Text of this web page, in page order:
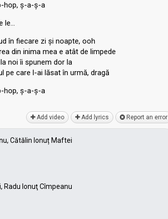
hop, ș-a-ș-a
le…
în fiecare zi și noapte, ooh
din inima mea e atât de limpede
noi îi spunem dor la
pe care l-ai lăѕat în urmă, dragă
hop, ș-a-ș-а
Add video Add lyrics Report an error
Cătălin Ionuț Maftei
Radu Ionuţ Cîmpeanu